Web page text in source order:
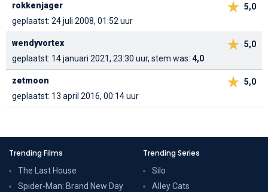
5,0
rokkenjager
geplaatst: 24 juli 2008, 01:52 uur
5,0
wendyvortex
geplaatst: 14 januari 2021, 23:30 uur, stem was: 4,0
5,0
zetmoon
geplaatst: 13 april 2016, 00:14 uur
Trending Films
The Last House
Spider-Man: Brand New Day
Trending Series
Silo
Alley Cats